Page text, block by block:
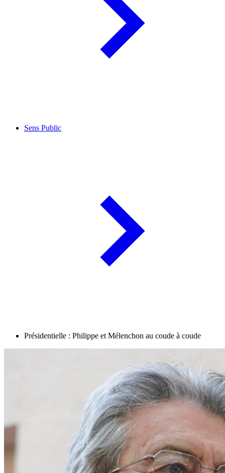
Sens Public
Présidentielle : Philippe et Mélenchon au coude à coude